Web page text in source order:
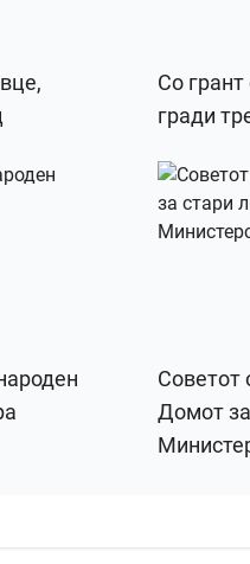
Со
гради
Советот
Домот за